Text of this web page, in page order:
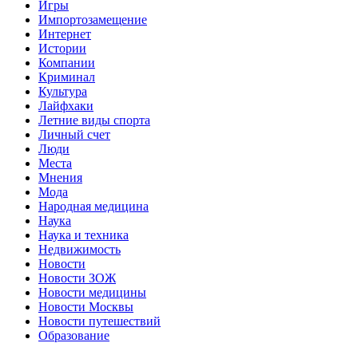
Игры
Импортозамещение
Интернет
Истории
Компании
Криминал
Культура
Лайфхаки
Летние виды спорта
Личный счет
Люди
Места
Мнения
Мода
Народная медицина
Наука
Наука и техника
Недвижимость
Новости
Новости ЗОЖ
Новости медицины
Новости Москвы
Новости путешествий
Образование